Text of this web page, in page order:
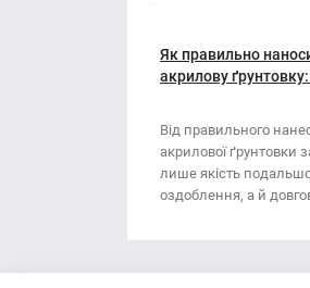
Наждачний папір
Стрічка
Викрутка
Губки для
Як правильно
акрилову
Від правильного
акрилової ґрунтовки
лише якість
оздоблення, а й